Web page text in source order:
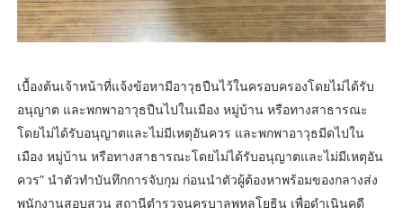
เบื้องต้นเจ้าหน้าที่แจ้งข้อหามีอาวุธปืนไว้ในครอบครองโดยไม่ได้รับ
อนุญาต และพกพาอาวุธปืนไปในเมือง หมู่บ้าน หรือทางสาธารณะ
โดยไม่ได้รับอนุญาตและไม่มีเหตุอันควร และพกพาอาวุธมีดไปใน
เมือง หมู่บ้าน หรือทางสาธารณะโดยไม่ได้รับอนุญาตและไม่มีเหตุอัน
ควร” นำตัวทำบันทึกการจับกุม ก่อนนำตัวผู้ต้องหาพร้อมของกลางส่ง
พนักงานสอบสวน สถานีตำรวจนครบาลพหลโยธิน เพื่อดำเนินคดี